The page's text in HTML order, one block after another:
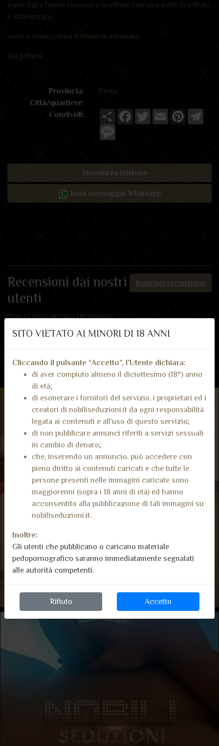
trans dalle forme sinuose e morbide con una pelle di velluto
e abbronzata,
vieni a conoscermi e rimarrai estasiato
tua Juliana
Provincia:
Pavia
Città/quartiere:
Condividi:
Share Facebook
TwitterEmail Pinterest
Visualizza telefono
Invia messaggio Whatsapp
Inserisci recensione
Recensioni dai nostri
utenti
Non ci sono ancora recensioni.
SITO VIETATO AI MINORI DI 18 ANNI
Cliccando il pulsante “Accetto”, l’Utente dichiara:
di aver compiuto almeno il diciottesimo (18°) anno
di età;
di esonerare i fornitori del servizio, i proprietari ed i
creatori di nobiliseduzioni.it da ogni responsabilità
legata ai contenuti e all’uso di questo servizio;
di non pubblicare annunci riferiti a servizi sessuali
in cambio di denaro;
che, inserendo un annuncio, può accedere con
pieno diritto ai contenuti caricati e che tutte le
persone presenti nelle immagini caricate sono
maggiorenni (sopra i 18 anni di età) ed hanno
acconsentito alla pubblicazione di tali immagini su
nobiliseduzioni.it.
Inoltre:
Gli utenti che pubblicano o caricano materiale
pedopornografico saranno immediatamente segnalati
alle autorità competenti.
Rifiuto Accetto